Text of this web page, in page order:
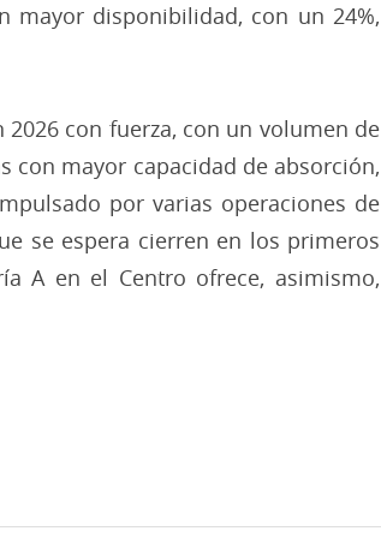
mayor disponibilidad, con un 24%,
2026 con fuerza, con un volumen de
con mayor capacidad de absorción,
por varias operaciones de
se espera cierren en los primeros
A en el Centro ofrece, asimismo,